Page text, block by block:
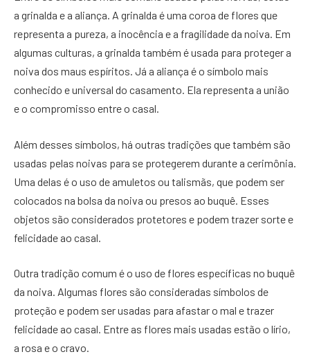
a grinalda e a aliança. A grinalda é uma coroa de flores que
representa a pureza, a inocência e a fragilidade da noiva. Em
algumas culturas, a grinalda também é usada para proteger a
noiva dos maus espíritos. Já a aliança é o símbolo mais
conhecido e universal do casamento. Ela representa a união
e o compromisso entre o casal.
Além desses símbolos, há outras tradições que também são
usadas pelas noivas para se protegerem durante a cerimônia.
Uma delas é o uso de amuletos ou talismãs, que podem ser
colocados na bolsa da noiva ou presos ao buquê. Esses
objetos são considerados protetores e podem trazer sorte e
felicidade ao casal.
Outra tradição comum é o uso de flores específicas no buquê
da noiva. Algumas flores são consideradas símbolos de
proteção e podem ser usadas para afastar o mal e trazer
felicidade ao casal. Entre as flores mais usadas estão o lírio,
a rosa e o cravo.